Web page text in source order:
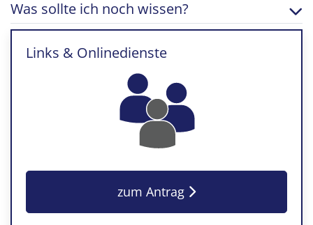
Was sollte ich noch wissen?
Links & Onlinedienste
zum Antrag